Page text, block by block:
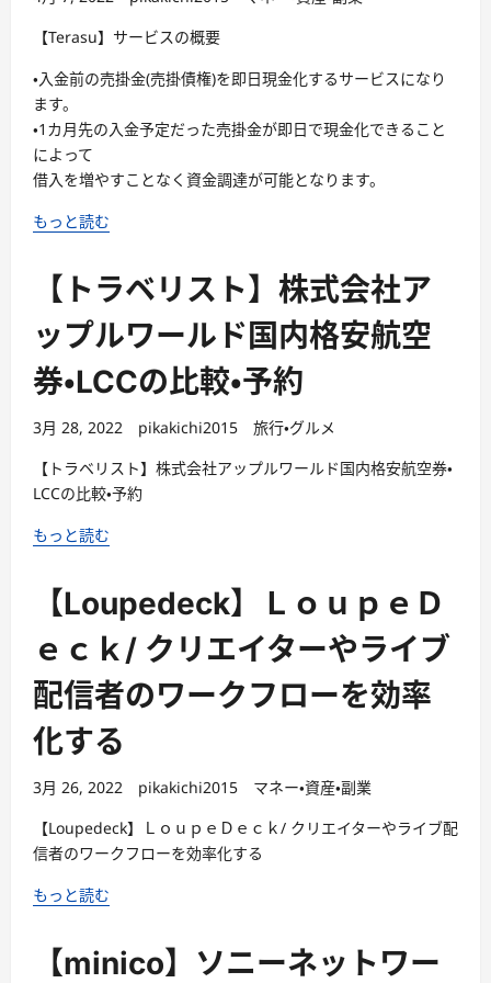
【Terasu】サービスの概要
・入金前の売掛金(売掛債権)を即日現金化するサービスになり
ます。
・1カ月先の入金予定だった売掛金が即日で現金化できること
によって
借入を増やすことなく資金調達が可能となります。
もっと読む
【トラベリスト】株式会社ア
ップルワールド国内格安航空
券・LCCの比較・予約
3月 28, 2022 pikakichi2015
旅行・グルメ
【トラベリスト】株式会社アップルワールド国内格安航空券・
LCCの比較・予約
もっと読む
【Loupedeck】ＬｏｕｐｅＤ
ｅｃｋ/ クリエイターやライブ
配信者のワークフローを効率
化する
3月 26, 2022 pikakichi2015
マネー・資産・副業
【Loupedeck】ＬｏｕｐｅＤｅｃｋ/ クリエイターやライブ配
信者のワークフローを効率化する
もっと読む
【minico】ソニーネットワー